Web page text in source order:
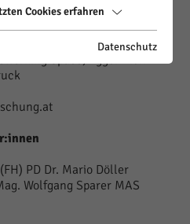
Space, Egger-Lienz-
PD Dr. Mario Döller
Wolfgang Sparer MAS
Cookies erfahren
Datenschutz